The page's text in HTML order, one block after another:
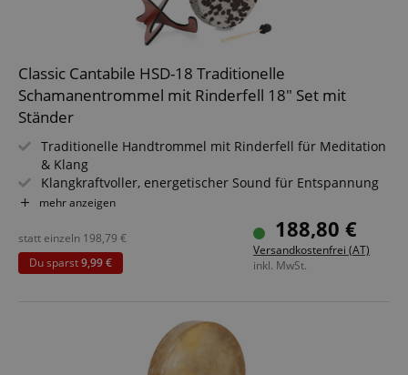
Classic Cantabile HSD-18 Traditionelle
Schamanentrommel mit Rinderfell 18" Set mit
Ständer
Traditionelle Handtrommel mit Rinderfell für Meditation
& Klang
Klangkraftvoller, energetischer Sound für Entspannung
& Rituale
Größe: 18" (Ø 46 cm) für kräftige Basstöne & tiefe
Resonanz
Inklusive Haltevorrichtung - spiele bequem im Sitzen &
Stehen
Ideal für Klangtherapie, Meditation & spirituelle Praxis
Sparset inklusive Ständer
mehr anzeigen
188,80 €
Versandkostenfrei (AT)
inkl. MwSt.
statt einzeln 198,79 €
Du sparst9,99 €